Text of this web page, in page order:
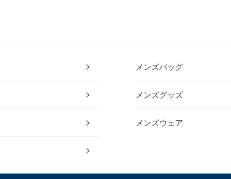
メンズバッグ
メンズグッズ
メンズウェア